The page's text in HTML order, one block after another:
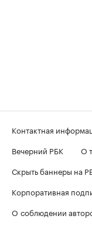
Контактная
Вечерний РБК
О
Скрыть баннеры на
Корпоративная
О соблюдении